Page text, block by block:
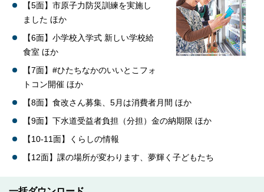
【5面】市原子力防災訓練を実施し
ました ほか
【6面】小学校入学式 新しい学校給
食室 ほか
【7面】#ひたちなかのいいとこフォ
トコン開催 ほか
【8面】食改さん募集、5月は消費者月間 ほか
【9面】下水道受益者負担（分担）金の納期限 ほか
【10-11面】くらしの情報
【12面】課の場所が変わります、夢輝く子どもたち